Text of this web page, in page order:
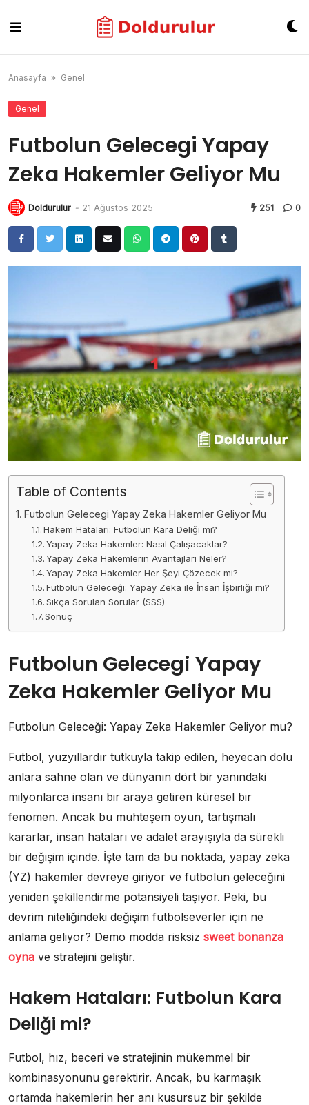
content
Anasayfa » Genel
Genel
Futbolun Gelecegi Yapay
Zeka Hakemler Geliyor Mu
Doldurulur - 21 Ağustos 2025 251 0
Table of Contents
Futbolun Gelecegi Yapay Zeka Hakemler Geliyor Mu
Hakem Hataları: Futbolun Kara Deliği mi?
Yapay Zeka Hakemler: Nasıl Çalışacaklar?
Yapay Zeka Hakemlerin Avantajları Neler?
Yapay Zeka Hakemler Her Şeyi Çözecek mi?
Futbolun Geleceği: Yapay Zeka ile İnsan İşbirliği mi?
Sıkça Sorulan Sorular (SSS)
Sonuç
Futbolun Gelecegi Yapay
Zeka Hakemler Geliyor Mu
Futbolun Geleceği: Yapay Zeka Hakemler Geliyor mu?
Futbol, yüzyıllardır tutkuyla takip edilen, heyecan dolu
anlara sahne olan ve dünyanın dört bir yanındaki
milyonlarca insanı bir araya getiren küresel bir
fenomen. Ancak bu muhteşem oyun, tartışmalı
kararlar, insan hataları ve adalet arayışıyla da sürekli
bir değişim içinde. İşte tam da bu noktada, yapay zeka
(YZ) hakemler devreye giriyor ve futbolun geleceğini
yeniden şekillendirme potansiyeli taşıyor. Peki, bu
devrim niteliğindeki değişim futbolseverler için ne
anlama geliyor? Demo modda risksiz sweet bonanza
oyna ve stratejini geliştir.
Hakem Hataları: Futbolun Kara
Deliği mi?
Futbol, hız, beceri ve stratejinin mükemmel bir
kombinasyonunu gerektirir. Ancak, bu karmaşık
ortamda hakemlerin her anı kusursuz bir şekilde